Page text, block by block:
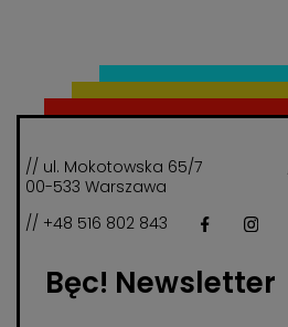
// ul. Mokotowska 65/7
00-533 Warszawa
// +48 516 802 843
Bęc! Newsletter